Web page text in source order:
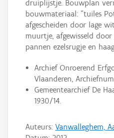
druiplijstje. Bouwplan
bouwmateriaal: "tuiles
afgescheiden door lage
muurtje, afgewisseld
pannen ezelsrugje en
Archief Onroerend
Vlaanderen,
Gemeentearchief De
1930/14.
Auteurs: Vanwalleghem,